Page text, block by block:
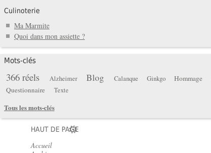
Culinoterie
Ma Marmite
Quoi dans mon assiette ?
Mots-clés
366 réels Alzheimer Blog Calanque Ginkgo Hommage
Questionnaire Texte
Tous les mots-clés
HAUT DE PAGE
Accueil